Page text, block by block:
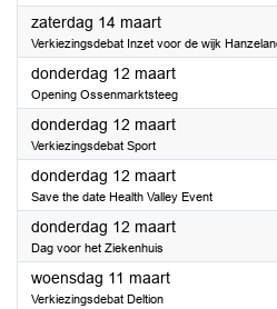
zaterdag 14 maart2026
Verkiezingsdebat Inzet voor de wijk
donderdag 12 maart2026
Opening Ossenmarktsteeg
donderdag 12 maart2026
Verkiezingsdebat Sport
donderdag 12 maart2026
Save the date Health Valley Event
donderdag 12 maart2026
Dag voor het Ziekenhuis
woensdag 11 maart2026
Verkiezingsdebat Deltion